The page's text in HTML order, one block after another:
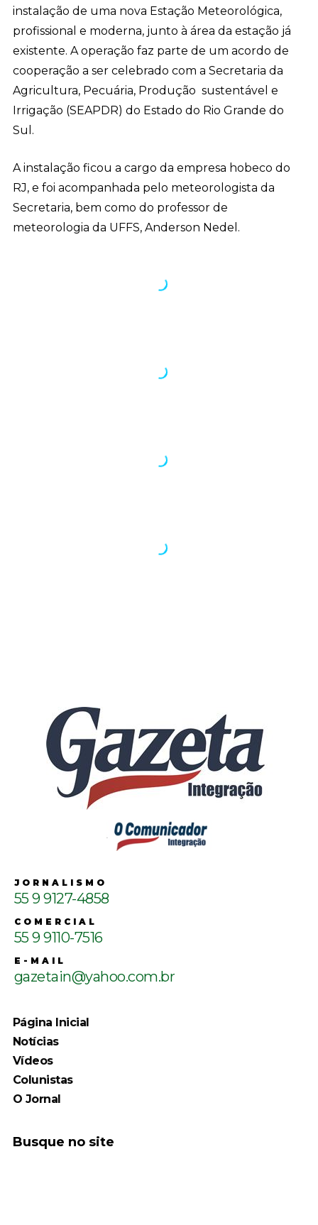
instalação de uma nova Estação Meteorológica,
profissional e moderna, junto à área da estação já
existente. A operação faz parte de um acordo de
cooperação a ser celebrado com a Secretaria da
Agricultura, Pecuária, Produção sustentável e
Irrigação (SEAPDR) do Estado do Rio Grande do
Sul.
A instalação ficou a cargo da empresa hobeco do
RJ, e foi acompanhada pelo meteorologista da
Secretaria, bem como do professor de
meteorologia da UFFS, Anderson Nedel.
JORNALISMO
55 9 9127-4858
COMERCIAL
55 9 9110-7516
E-MAIL
gazetain@yahoo.com.br
Página Inicial
Notícias
Vídeos
Colunistas
O Jornal
Busque no site